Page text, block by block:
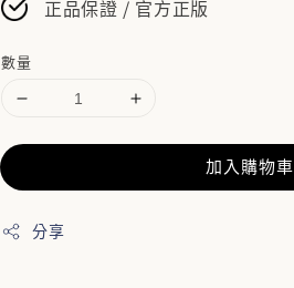
正品保證 / 官方正版
數量
加入購物車
分享